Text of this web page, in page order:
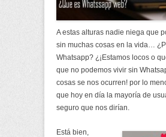
A estas alturas nadie niega que
sin muchas cosas en la vida…
Whatsapp? ¿¡Estamos locos o
que no podemos vivir sin
cosas se nos ocurren! por lo
que hoy en día la mayoría de
seguro que nos dirían.
Está bien,